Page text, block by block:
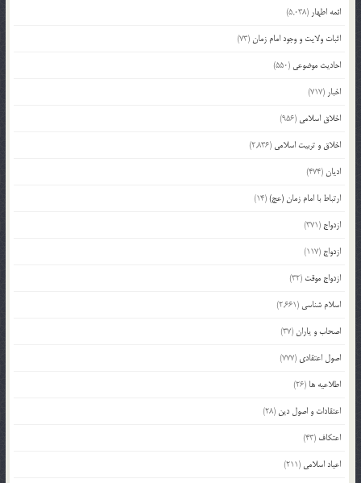
ائمه اطهار (5,038)
اثبات ولایت و وجود امام زمان(73)
احادیث موضوعی (550)
اخبار (717)
اخلاق اسلامی (956)
اخلاق و تربیت اسلامی (2,836)
ادیان(474)
ارتباط با امام زمان (عج)(14)
ازدواج (371)
ازدواج (117)
ازدواج موقت (32)
اسلام شناسی (2,661)
اصحاب و یاران(37)
اصول اعتقادی (777)
اطلاعیه ها (26)
اعتقادات و اصول دین (28)
اعتکاف (43)
اعیاد اسلامی (211)